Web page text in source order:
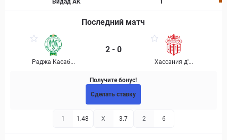
Видад АК
1
Последний матч
Раджа Касаб...
2 - 0
Хассания д'...
Получите бонус!
Сделать ставку
1 1.48 X 3.7 2 6